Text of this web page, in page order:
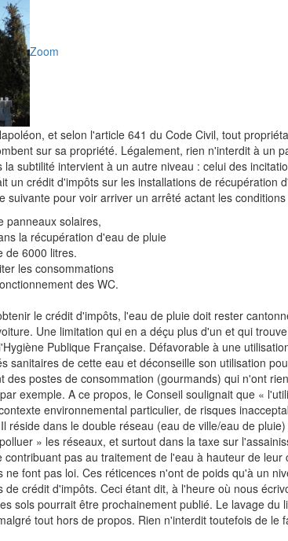
Zoom
et selon l'article 641 du Code Civil, tout
sur sa propriété. Légalement, rien n'interdit à un
subtilité intervient à un autre niveau : celui des
un crédit d'impôts sur les installations de récupération
suivante pour voir arriver un arrêté actant les
panneaux solaires,
la récupération d'eau de pluie
de 6000 litres.
les consommations
des WC.
le crédit d'impôts, l'eau de pluie doit rester
Une limitation qui en a déçu plus d'un et qui
Publique Française. Défavorable à une
sanitaires de cette eau et déconseille son utilisation
des postes de consommation (gourmands) qui n'ont
exemple. A ce propos, le Conseil soulignait que «
environnemental particulier, de risques
réside dans le double réseau (eau de ville/eau de
» les réseaux, et surtout dans la taxe sur
pas au traitement de l'eau à hauteur de leur
font pas loi. Ces réticences n'ont de poids qu'à un
crédit d'impôts. Ceci étant dit, à l'heure où nous
sols pourrait être prochainement publié. Le lavage du
tout hors de propos. Rien n'interdit toutefois de le